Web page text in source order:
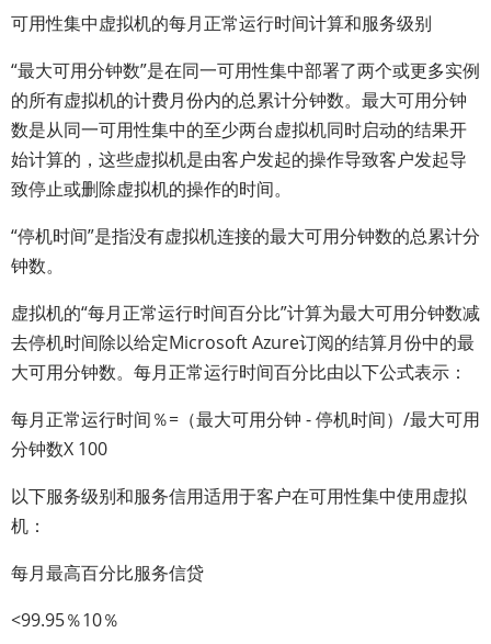
可用性集中虚拟机的每月正常运行时间计算和服务级别
“最大可用分钟数”是在同一可用性集中部署了两个或更多实例
的所有虚拟机的计费月份内的总累计分钟数。最大可用分钟
数是从同一可用性集中的至少两台虚拟机同时启动的结果开
始计算的，这些虚拟机是由客户发起的操作导致客户发起导
致停止或删除虚拟机的操作的时间。
“停机时间”是指没有虚拟机连接的最大可用分钟数的总累计分
钟数。
虚拟机的“每月正常运行时间百分比”计算为最大可用分钟数减
去停机时间除以给定Microsoft Azure订阅的结算月份中的最
大可用分钟数。每月正常运行时间百分比由以下公式表示：
每月正常运行时间％=（最大可用分钟 - 停机时间）/最大可用
分钟数X 100
以下服务级别和服务信用适用于客户在可用性集中使用虚拟
机：
每月最高百分比服务信贷
<99.95％10％